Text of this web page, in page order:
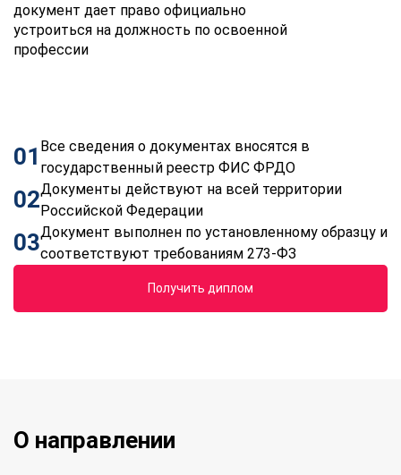
документ дает право официально
устроиться на должность по освоенной
профессии
01 Все сведения о документах вносятся в
государственный реестр ФИС ФРДО
02Документы действуют на всей территории
Российской Федерации
03Документ выполнен по установленному образцу и
соответствуют требованиям 273-ФЗ
Получить диплом
О направлении